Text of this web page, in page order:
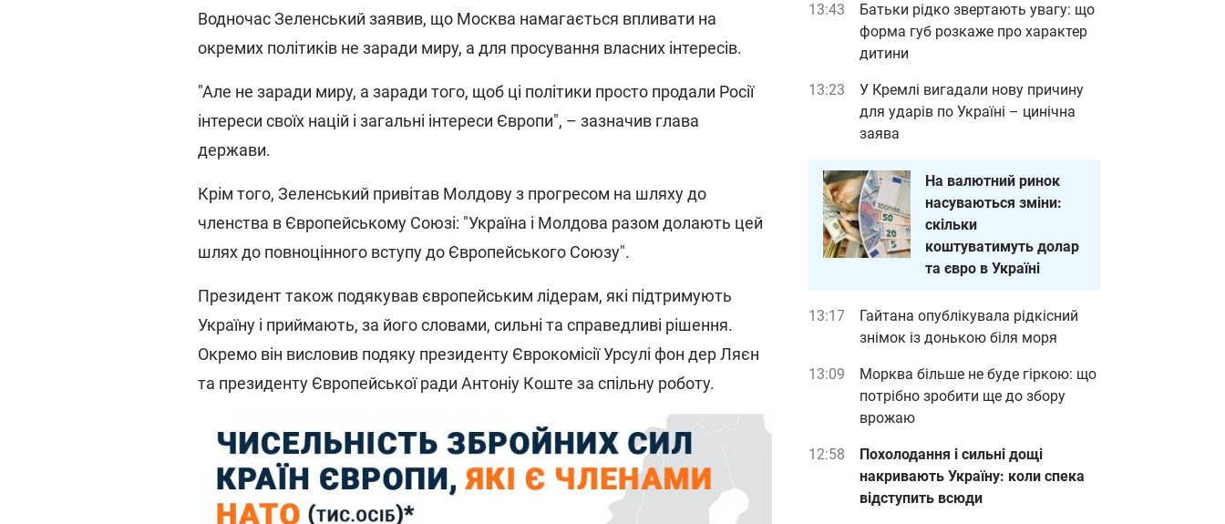
Водночас Зеленський заявив, що Москва намагається впливати на
окремих політиків не заради миру, а для просування власних інтересів.
"Але не заради миру, а заради того, щоб ці політики просто продали Росії
інтереси своїх націй і загальні інтереси Європи", – зазначив глава
держави.
Крім того, Зеленський привітав Молдову з прогресом на шляху до
членства в Європейському Союзі: "Україна і Молдова разом долають цей
шлях до повноцінного вступу до Європейського Союзу".
Президент також подякував європейським лідерам, які підтримують
Україну і приймають, за його словами, сильні та справедливі рішення.
Окремо він висловив подяку президенту Єврокомісії Урсулі фон дер Ляєн
та президенту Європейської ради Антоніу Коште за спільну роботу.
13:43
Батьки рідко звертають увагу: що
форма губ розкаже про характер
дитини
13:23
У Кремлі вигадали нову причину
для ударів по Україні – цинічна
заява
На валютний ринок
насуваються зміни:
скільки
коштуватимуть долар
та євро в Україні
13:17
Гайтана опублікувала рідкісний
знімок із донькою біля моря
13:09
Морква більше не буде гіркою: що
потрібно зробити ще до збору
врожаю
12:58
Похолодання і сильні дощі
накривають Україну: коли спека
відступить всюди